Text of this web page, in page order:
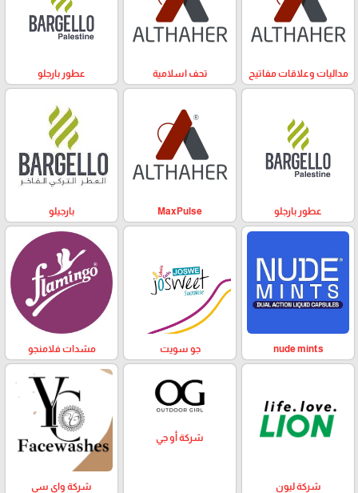
مداليات وعلاقات مفاتيح تحف اسلامية عطور بارجلو
عطور بارجلو MaxPulse بارجيلو
nude mints جو سويت مشدات فلامنجو
شركة ليون
شركة أو جي
شركة واي سي